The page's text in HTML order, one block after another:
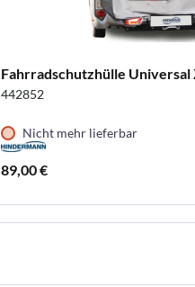
Fahrradschutzhülle Universal
442852
Nicht mehr lieferbar
89,00 €